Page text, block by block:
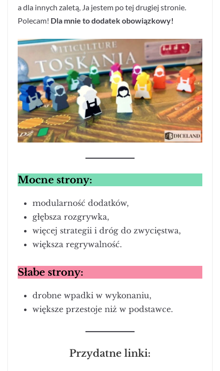
a dla innych zaletą, Ja jestem po tej drugiej stronie.
Polecam! Dla mnie to dodatek obowiązkowy!
Mocne strony:
modularność dodatków,
głębsza rozgrywka,
więcej strategii i dróg do zwycięstwa,
większa regrywalność.
Słabe strony:
drobne wpadki w wykonaniu,
większe przestoje niż w podstawce.
Przydatne linki: